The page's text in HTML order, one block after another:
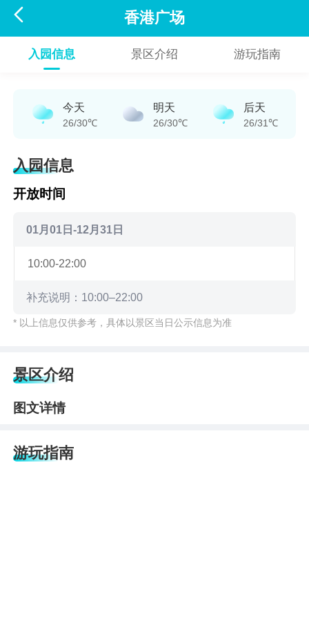
 香港广场
入园信息 景区介绍 游玩指南
今天
26/30℃
明天
26/30℃
后天
26/31℃
入园信息
开放时间
01月01日-12月31日
10:00-22:00
补充说明：10:00–22:00
* 以上信息仅供参考，具体以景区当日公示信息为准
景区介绍
图文详情
游玩指南